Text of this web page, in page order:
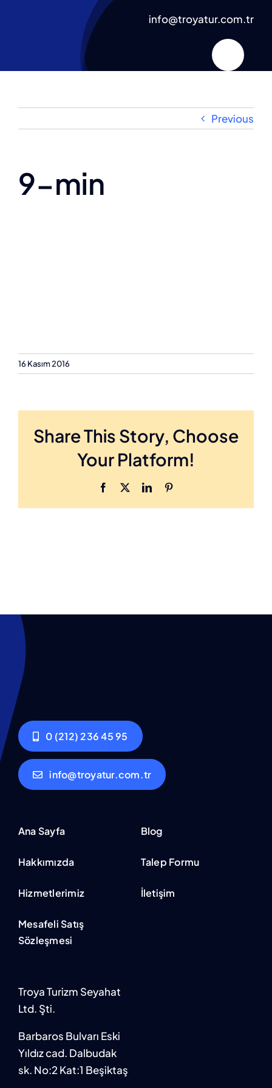
info@troyatur.com.tr
Previous
9-min
16 Kasım 2016
Share This Story, Choose
Your Platform!
Facebook LinkedIn
0 (212) 236 45 95
info@troyatur.com.tr
Ana Sayfa
Hakkımızda
Hizmetlerimiz
Mesafeli Satış
Sözleşmesi
Blog
Talep Formu
İletişim
Troya Turizm Seyahat
Ltd. Şti.
Barbaros Bulvarı Eski
Yıldız cad. Dalbudak
sk. No:2 Kat:1 Beşiktaş